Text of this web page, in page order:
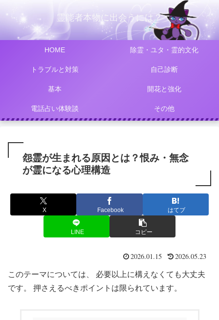
霊能者本物に出会うには？
HOME 除霊・ユタ・霊的文化
トラブルと対策 自己診断
基本 開花と強化
電話占い体験談 その他
怨霊が生まれる原因とは？恨み・無念
が霊になる心理構造
X Facebook はてブ
LINE コピー
2026.01.15 2026.05.23
このテーマについては、 必要以上に構えなくても大丈夫
です。 押さえるべきポイントは限られています。